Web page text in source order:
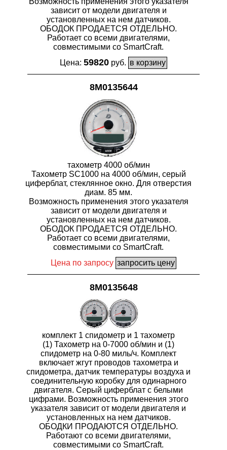
зависит от модели двигателя и
установленных на нем датчиков.
ОБОДОК ПРОДАЕТСЯ ОТДЕЛЬНО.
Работает со всеми двигателями,
совместимыми со SmartCraft.
Цена: 59820 руб.
8M0135644
тахометр 4000 об/мин
Тахометр SC1000 на 4000 об/мин, серый
циферблат, стеклянное окно. Для отверстия
диам. 85 мм.
Возможность применения этого указателя
зависит от модели двигателя и
установленных на нем датчиков.
ОБОДОК ПРОДАЕТСЯ ОТДЕЛЬНО.
Работает со всеми двигателями,
совместимыми со SmartCraft.
Цена по запросу
8M0135648
комплект 1 спидометр и 1 тахометр
(1) Тахометр на 0-7000 об/мин и (1)
спидометр на 0-80 миль/ч. Комплект
включает жгут проводов тахометра и
спидометра, датчик температуры воздуха и
соединительную коробку для одинарного
двигателя. Серый циферблат с белыми
цифрами. Возможность применения этого
указателя зависит от модели двигателя и
установленных на нем датчиков.
ОБОДКИ ПРОДАЮТСЯ ОТДЕЛЬНО.
Работают со всеми двигателями,
совместимыми со SmartCraft.